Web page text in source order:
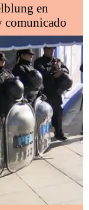
en
comunicado